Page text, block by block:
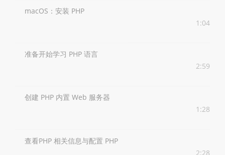
macOS：安装 PHP
1:04
准备开始学习 PHP 语言
2:59
创建 PHP 内置 Web 服务器
1:28
查看PHP 相关信息与配置 PHP
2:28